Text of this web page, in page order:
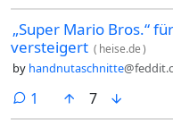
„Super Mario Bros.“
versteigert ( heise.de)
by handnutaschnitte
1 comment
7